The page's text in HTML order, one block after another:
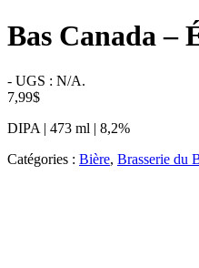
Bas Canada –
- UGS : N/A.
7,99$
DIPA | 473 ml | 8,2%
Catégories : Bière, Brasserie du